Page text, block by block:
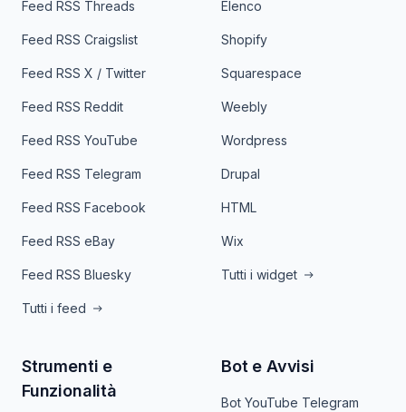
Feed RSS Threads
Feed RSS Craigslist
Feed RSS X / Twitter
Feed RSS Reddit
Feed RSS YouTube
Feed RSS Telegram
Feed RSS Facebook
Feed RSS eBay
Feed RSS Bluesky
Tutti i feed
Elenco
Shopify
Squarespace
Weebly
Wordpress
Drupal
HTML
Wix
Tutti i widget
Strumenti e
Funzionalità
Bot e Avvisi
Bot YouTube Telegram